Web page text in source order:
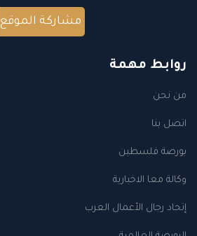
مشاركة الموقع
روابط مهمة
من نحن
اتصل بنا
بورصة فلسطين
وكالة معا الاخبارية
إتحاد رجال الأعمال العرب